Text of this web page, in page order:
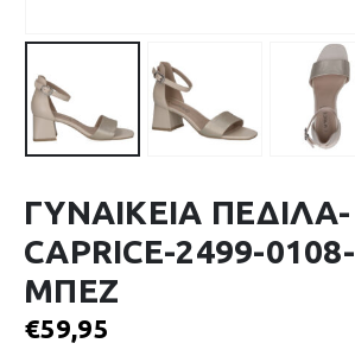
ΓΥΝΑΙΚΕΙΑ ΠΕΔΙΛΑ-
CAPRICE-2499-0108-
ΜΠΕΖ
€59,95